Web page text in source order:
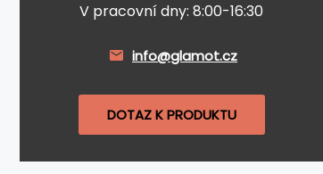
V pracovní dny: 8:00-16:30
info@glamot.cz
DOTAZ K PRODUKTU